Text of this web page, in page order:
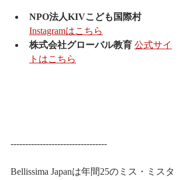
NPO法人KIVこども国際村
Instagramはこちら
株式会社グローバル教育 公式サイ
トはこちら
---------------------------------
Bellissima Japanは年間25のミス・ミスタ